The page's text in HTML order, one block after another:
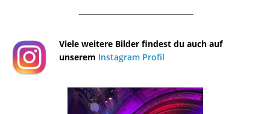
¯¯¯¯¯¯¯¯¯¯¯¯¯¯¯¯¯¯¯¯¯¯¯¯¯¯¯¯¯¯¯¯¯¯¯¯¯¯
Viele weitere Bilder findest du auch auf
unserem Instagram Profil